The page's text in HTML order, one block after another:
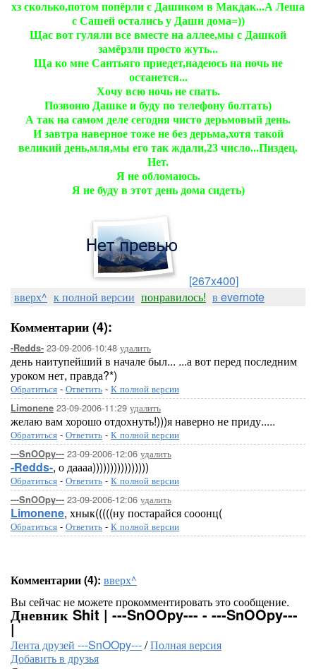
хз сколько,потом попёрли с Дашиком в Макдак...А Леша
с Сашей остались у Даши дома=))
Щас вот гуляли все вместе на аллее,мы с Дашкой
замёрзли просто жуть...
Ща ко мне Сантьяго приедет,надеюсь на ночь не
останется...
Хочу всю ночь не спать.
Позвоню Дашке и буду по телефону болтать)
А так на самом деле сегодня чисто дерьмовый день.
И завтра наверное тоже не без дерьма,хотя такой
великий день,мля,мы его так ждали,23 число...Пиздец.
Нет.
Я не обломаюсь.
Я не буду в этот день дома сидеть)
[267x400]
вверх^ к полной версии понравилось! в evernote
Комментарии (4):
-Redds- 23-09-2006-10:48 удалить
день наитупейший в начале был... ...а вот перед последним
уроком нет, правда?*)
Обратиться - Ответить - К полной версии
Limonene 23-09-2006-11:29 удалить
желаю вам хорошо отдохнуть!)))я наверно не приду.....
Обратиться - Ответить - К полной версии
---SnOOpy--- 23-09-2006-12:06 удалить
-Redds-, о даааа))))))))))))))))
Обратиться - Ответить - К полной версии
---SnOOpy--- 23-09-2006-12:06 удалить
Limonene, хнык(((((ну постарайся сооонц(
Обратиться - Ответить - К полной версии
Комментарии (4): вверх^
Вы сейчас не можете прокомментировать это сообщение.
Дневник Shit | ---SnOOpy--- - ---SnOOpy---
|
Лента друзей ---SnOOpy---/Полная версия
Добавить в друзья